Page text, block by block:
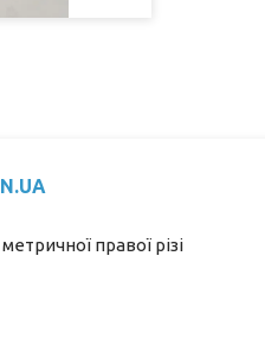
правої різі